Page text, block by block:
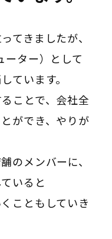
てきましたが、
ーター）として
ています。
ことで、会社全
ができ、やりが
のメンバーに、
いると
こともしていき